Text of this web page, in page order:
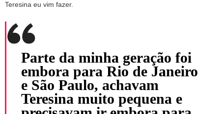
Teresina eu vim fazer.
Parte da minha geração foi
embora para Rio de Janeiro
e São Paulo, achavam
Teresina muito pequena e